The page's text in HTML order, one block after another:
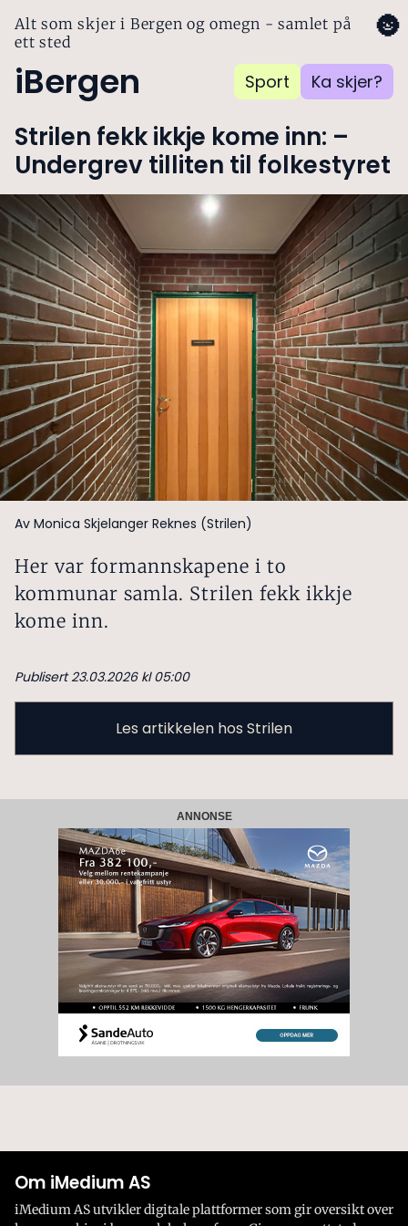
Alt som skjer i Bergen og omegn - samlet på
ett sted
iBergen Sport Ka skjer?
🌚
Strilen fekk ikkje kome inn: –
Undergrev tilliten til folkestyret
Av Monica Skjelanger Reknes (Strilen)
Her var formannskapene i to
kommunar samla. Strilen fekk ikkje
kome inn.
Publisert 23.03.2026 kl 05:00
Les artikkelen hos Strilen
ANNONSE
Om iMedium AS
iMedium AS utvikler digitale plattformer som gir oversikt over